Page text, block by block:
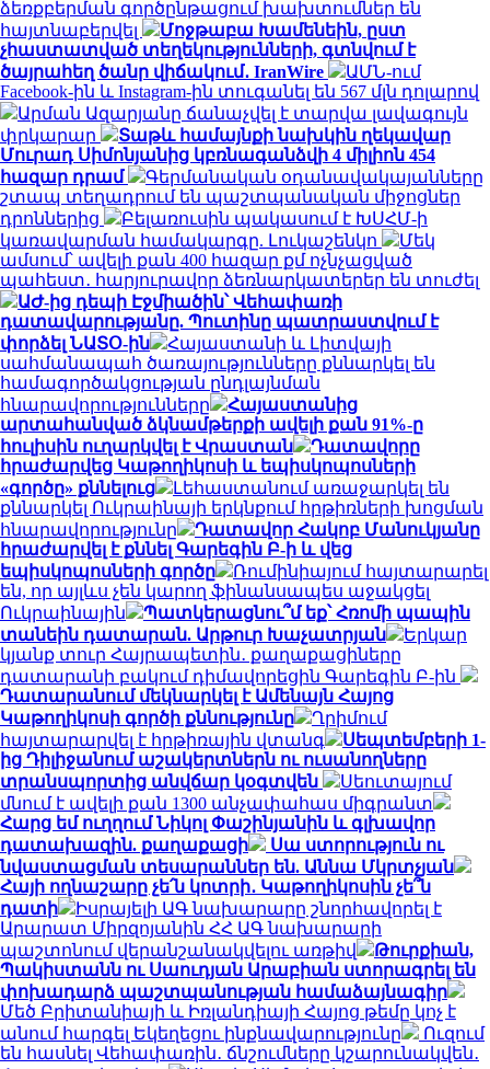
ձեռքբերման գործընթացում խախտումներ են
հայտնաբերվել
Մոջթաբա Խամենեին, ըստ
չհաստատված տեղեկությունների, գտնվում է
ծայրահեղ ծանր վիճակում․ IranWire
ԱՄՆ-ում
Facebook-ին և Instagram-ին տուգանել են 567 մլն դոլարով
Արման Ազարյանը ճանաչվել է տարվա լավագույն
փրկարար
Տաթև համայնքի նախկին ղեկավար
Մուրադ Սիմոնյանից կբռնագանձվի 4 միլիոն 454
հազար դրամ
Գերմանական օդանավակայանները
շտապ տեղադրում են պաշտպանական միջոցներ
դրոններից
Բելառուսին պակասում է ԽՍՀՄ-ի
կառավարման համակարգը. Լուկաշենկո
Մեկ
ամսում՝ ավելի քան 400 հազար քմ ոչնչացված
պահեստ․ հարյուրավոր ձեռնարկատերեր են տուժել
ԱԺ-ից դեպի Էջմիածին՝ Վեհափառի
դատավարությանը. Պուտինը պատրաստվում է
փորձել ՆԱՏՕ-ին
Հայաստանի և Լիտվայի
սահմանապահ ծառայությունները քննարկել են
համագործակցության ընդլայնման
հնարավորությունները
Հայաստանից
արտահանված ձկնամթերքի ավելի քան 91%-ը
հուլիսին ուղարկվել է Վրաստան
Դատավորը
հրաժարվեց Կաթողիկոսի և եպիսկոպոսների
«գործը» քննելուց
Լեհաստանում առաջարկել են
քննարկել Ուկրաինայի երկնքում հրթիռների խոցման
հնարավորությունը
Դատավոր Հակոբ Մանուկյանը
հրաժարվել է քննել Գարեգին Բ-ի և վեց
եպիսկոպոսների գործը
Ռումինիայում հայտարարել
են, որ այլևս չեն կարող ֆինանսապես աջակցել
Ուկրաինային
Պատկերացնու՞մ եք՝ Հռոմի պապին
տանեին դատարան. Արթուր Խաչատրյան
Երկար
կյանք տուր Հայրապետին․ քաղաքացիները
դատարանի բակում դիմավորեցին Գարեգին Բ-ին
Դատարանում մեկնարկել է Ամենայն Հայոց
Կաթողիկոսի գործի քննությունը
Ղրիմում
հայտարարվել է հրթիռային վտանգ
Սեպտեմբերի 1-
ից Դիլիջանում աշակերտներն ու ուսանողները
տրանսպորտից անվճար կօգտվեն
Սեուտայում
մնում է ավելի քան 1300 անչափահաս միգրանտ
Հարց եմ ուղղում Նիկոլ Փաշինյանին և գլխավոր
դատախազին. քաղաքացի
Սա ստորություն ու
նվաստացման տեսարաններ են. Աննա Մկրտչյան
Հայի ողնաշարը չե՛ն կոտրի․ Կաթողիկոսին չե՞ն
դատի
Իսրայելի ԱԳ նախարարը շնորհավորել է
Արարատ Միրզոյանին ՀՀ ԱԳ նախարարի
պաշտոնում վերանշանակվելու առթիվ
Թուրքիան,
Պակիստանն ու Սաուդյան Արաբիան ստորագրել են
փոխադարձ պաշտպանության համաձայնագիր
Մեծ Բրիտանիայի և Իռլանդիայի Հայոց թեմը կոչ է
անում հարգել Եկեղեցու ինքնավարությունը
Ուզում
են հասնել Վեհափառին․ ճնշումները կշարունակվեն․